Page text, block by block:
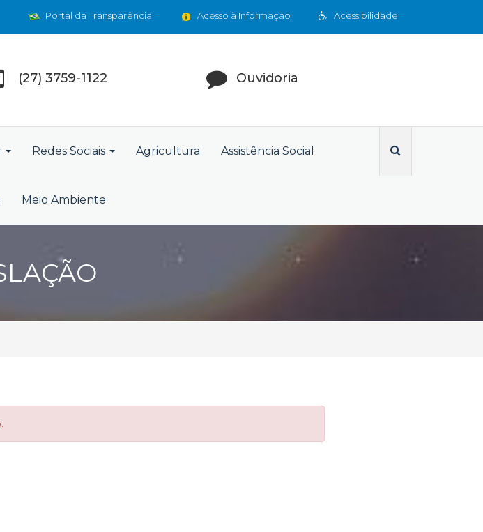
Acessibilidade
Acesso à Informação
Portal da Transparência
(27) 3759-1122 Ouvidoria
Redes Sociais Agricultura Assistência Social
Meio Ambiente